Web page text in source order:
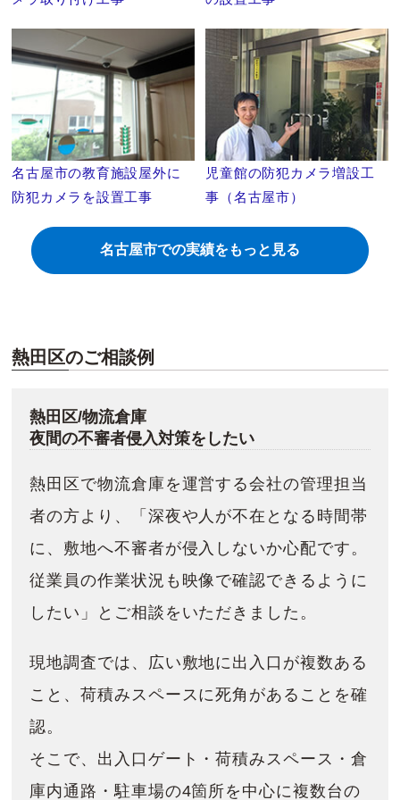
名古屋市の教育施設屋外に
防犯カメラを設置工事
児童館の防犯カメラ増設工
事（名古屋市）
名古屋市での実績をもっと見る
熱田区のご相談例
熱田区/物流倉庫
夜間の不審者侵入対策をしたい
熱田区で物流倉庫を運営する会社の管理担当
者の方より、「深夜や人が不在となる時間帯
に、敷地へ不審者が侵入しないか心配です。
従業員の作業状況も映像で確認できるように
したい」とご相談をいただきました。
現地調査では、広い敷地に出入口が複数ある
こと、荷積みスペースに死角があることを確
認。
そこで、出入口ゲート・荷積みスペース・倉
庫内通路・駐車場の4箇所を中心に複数台の